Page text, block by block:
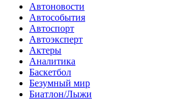
Автоновости
Автособытия
Автоспорт
Автоэксперт
Актеры
Аналитика
Баскетбол
Безумный мир
Биатлон/Лыжи